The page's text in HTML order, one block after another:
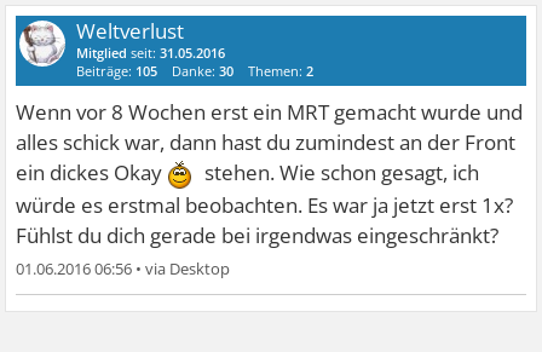
Weltverlust
Mitglied seit:31.05.2016
Beiträge: 105 Danke:30 Themen:2
Wenn vor 8 Wochen erst ein MRT gemacht wurde und
alles schick war, dann hast du zumindest an der Front
ein dickes Okay
stehen. Wie schon gesagt, ich
würde es erstmal beobachten. Es war ja jetzt erst 1x?
Fühlst du dich gerade bei irgendwas eingeschränkt?
01.06.2016 06:56 •